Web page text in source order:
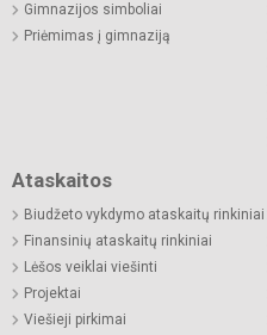
Gimnazijos simboliai
Priėmimas į gimnaziją
Ataskaitos
Biudžeto vykdymo ataskaitų rinkiniai
Finansinių ataskaitų rinkiniai
Lėšos veiklai viešinti
Projektai
Viešieji pirkimai